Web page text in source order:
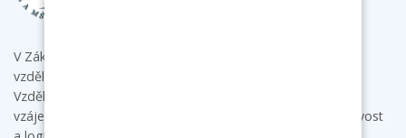
V Základní škole a mateřské škole Bukovany poskytujeme
vzdělání s individuálním přístupem ke každému dítěti.
Vzdělávacími aktivitami podporujeme u dětí samostatnost,
vzájemnou spolupráci a komunikaci a rozvíjíme jejich tvořivost